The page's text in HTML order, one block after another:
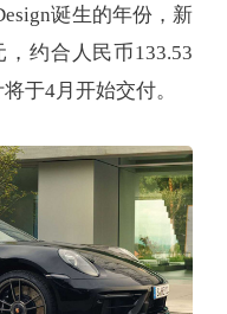
诞生的年份，新
约合人民币133.53
于4月开始交付。